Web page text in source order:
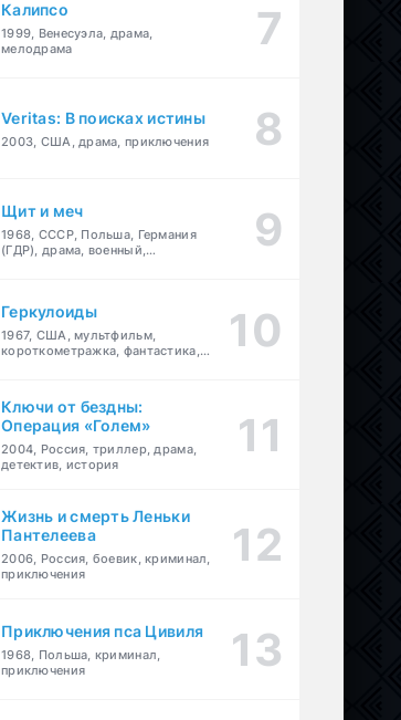
Калипсо
1999, Венесуэла, драма,
мелодрама
Veritas: В поисках истины
2003, США, драма, приключения
Щит и меч
1968, СССР, Польша, Германия
(ГДР), драма, военный,
Геркулоиды
1967, США, мультфильм,
короткометражка, фантастика,
Ключи от бездны:
Операция «Голем»
2004, Россия, триллер, драма,
детектив, история
Жизнь и смерть Леньки
Пантелеева
2006, Россия, боевик, криминал,
приключения
Приключения пса Цивиля
1968, Польша, криминал,
приключения